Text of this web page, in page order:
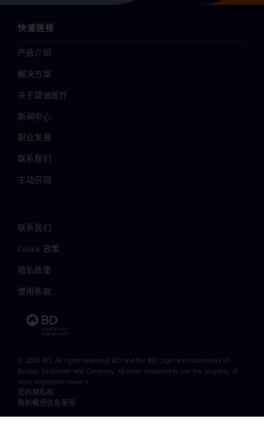
快速链接
产品介绍
解决方案
关于碧迪医疗
新闻中心
职业发展
联系我们
主动召回
联系我们
Cookie 政策
隐私政策
使用条款
© 2026 BD. All rights reserved. BD and the BD Logo are trademarks of
Becton, Dickinson and Company. All other trademarks are the property of
their respective owners.
您的隐私权
限制敏感信息使用